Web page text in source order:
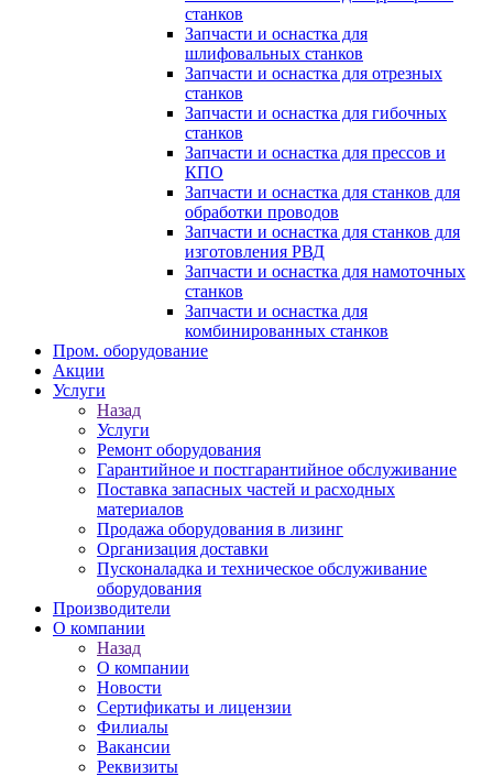
станков
Запчасти и оснастка для
шлифовальных станков
Запчасти и оснастка для отрезных
станков
Запчасти и оснастка для гибочных
станков
Запчасти и оснастка для прессов и
КПО
Запчасти и оснастка для станков для
обработки проводов
Запчасти и оснастка для станков для
изготовления РВД
Запчасти и оснастка для намоточных
станков
Запчасти и оснастка для
комбинированных станков
Пром. оборудование
Акции
Услуги
Назад
Услуги
Ремонт оборудования
Гарантийное и постгарантийное обслуживание
Поставка запасных частей и расходных
материалов
Продажа оборудования в лизинг
Организация доставки
Пусконаладка и техническое обслуживание
оборудования
Производители
О компании
Назад
О компании
Новости
Сертификаты и лицензии
Филиалы
Вакансии
Реквизиты